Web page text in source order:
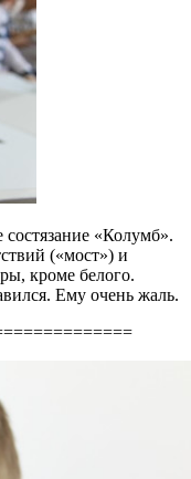
«Колумб».
(«мост») и
кроме белого.
Ему очень жаль.